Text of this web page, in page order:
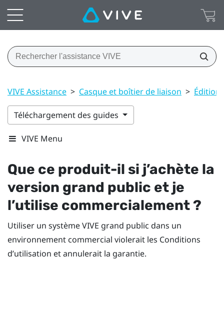
VIVE Assistance > Casque et boîtier de liaison > Édition
Téléchargement des guides
VIVE Menu
Que ce produit-il si j’achète la
version grand public et je
l’utilise commercialement ?
Utiliser un systèmeVIVE grand public dans un
environnement commercial violerait les Conditions
d’utilisation et annulerait la garantie.